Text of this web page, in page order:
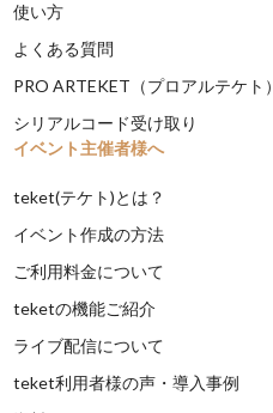
使い方
よくある質問
PRO ARTEKET（プロアルテケト）
シリアルコード受け取り
イベント主催者様へ
teket(テケト)とは？
イベント作成の方法
ご利用料金について
teketの機能ご紹介
ライブ配信について
teket利用者様の声・導入事例